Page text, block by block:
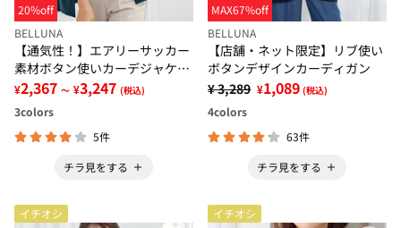
20%off
BELLUNA
【通気性！】エアリーサッカー
素材ボタン使いカーデジャケッ
ト
¥2,367 ～ ¥3,247 (税込)
3colors
5件
チラ見をする
MAX67%off
BELLUNA
【店舗・ネット限定】リブ使い
ボタンデザインカーディガン
¥ 3,289 ¥1,089 (税込)
4colors
63件
チラ見をする
イチオシ イチオシ